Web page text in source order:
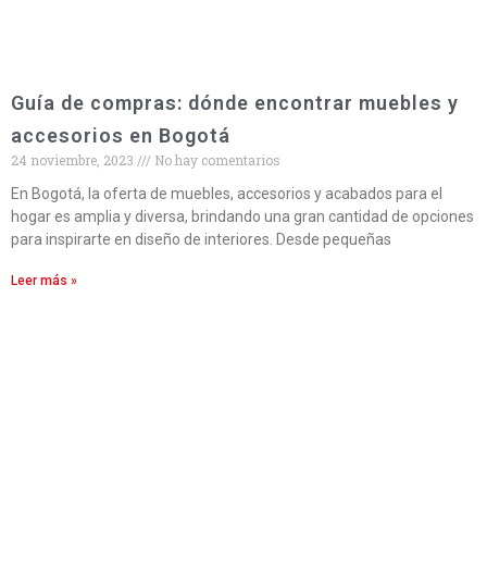
Guía de compras: dónde encontrar muebles y
accesorios en Bogotá
24 noviembre, 2023
No hay comentarios
En Bogotá, la oferta de muebles, accesorios y acabados para el
hogar es amplia y diversa, brindando una gran cantidad de opciones
para inspirarte en diseño de interiores. Desde pequeñas
Leer más »